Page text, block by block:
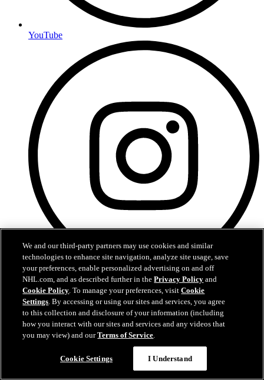
YouTube
Instagram
We and our third-party partners may use cookies and similar
technologies to enhance site navigation, analyze site usage, save
your preferences, enable personalized advertising on and off
NHL.com, and as described further in thePrivacy Policy and
Cookie Policy. To manage your preferences, visitCookie
Settings. By accessing or using our sites and services, you agree
to this collection and disclosure of your information (including
how you interact with our sites and services and any videos that
you may view) and ourTerms of Service.
Cookie Settings I Understand